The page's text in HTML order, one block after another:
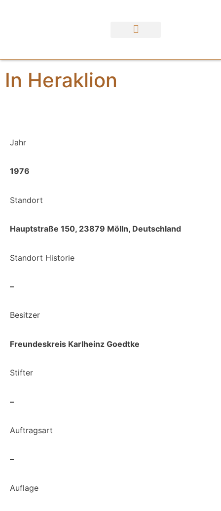
In Heraklion
Jahr
1976
Standort
Hauptstraße 150, 23879 Mölln, Deutschland
Standort Historie
–
Besitzer
Freundeskreis Karlheinz Goedtke
Stifter
–
Auftragsart
–
Auflage